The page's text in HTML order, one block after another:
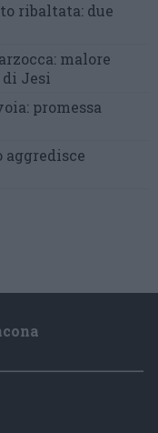
ribaltata: due
malore
di Jesi
promessa
aggredisce